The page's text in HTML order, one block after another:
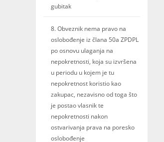
gubitak
8. Obveznik nema pravo na
oslobođenje iz člana 50a ZPDPL
po osnovu ulaganja na
nepokretnosti, koja su izvršena
u periodu u kojem je tu
nepokretnost koristio kao
zakupac, nezavisno od toga što
je postao vlasnik te
nepokretnosti nakon
ostvarivanja prava na poresko
oslobođenje